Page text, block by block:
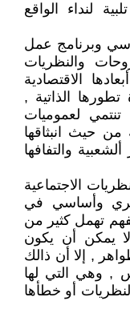
لنداء الواقع
وبرنامج عمل
والنظريات
الاقتصادية
الذاتية ,
تنتمي لعموميات
من حيث انبثاقها
والتفافها
الاجتماعية
وأساسي في
تهمل كثير من
لا يمكن أن يكون
, إلا أن ذالك
, وهي التي لها
أو خطأها